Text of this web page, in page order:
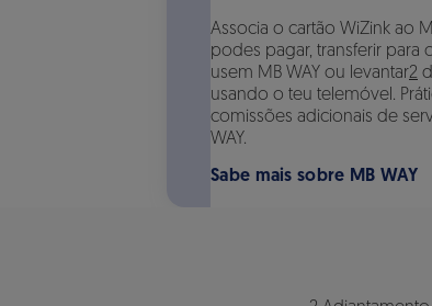
Associa o cartão WiZink ao
podes pagar, transferir para
usem MB WAY ou levantar2
usando o teu telemóvel.
comissões adicionais de
WAY.
Sabe mais sobre MB WAY